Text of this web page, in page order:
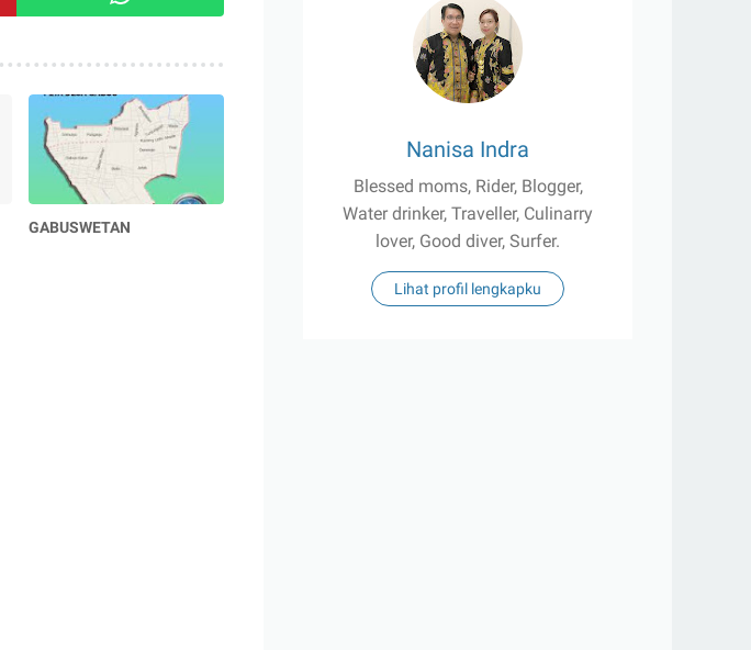
GABUSWETAN
Nanisa Indra
Blessed moms, Rider, Blogger,
Water drinker, Traveller, Culinarry
lover, Good diver, Surfer.
Lihat profil lengkapku